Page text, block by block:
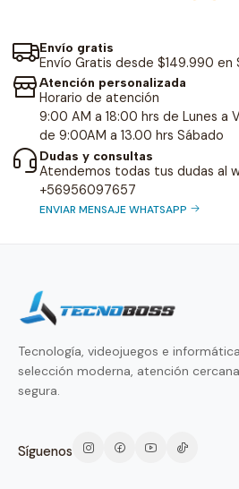
Envío gratis
Envío Gratis desde $149.990 en
Atención personalizada
Horario de atención
9:00 AM a 18:00 hrs de Lunes a
de 9:00AM a 13.00 hrs Sábado
Dudas y consultas
Atendemos todas tus dudas al
+56956097657
ENVIAR MENSAJE WHATSAPP
Tecnología, videojuegos e
selección moderna, atención
segura.
Síguenos